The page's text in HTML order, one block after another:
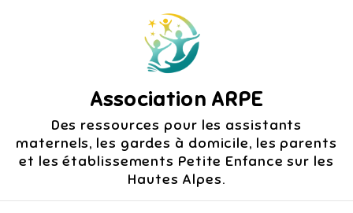
Association ARPE
Des ressources pour les assistants
maternels, les gardes à domicile, les parents
et les établissements Petite Enfance sur les
Hautes Alpes.